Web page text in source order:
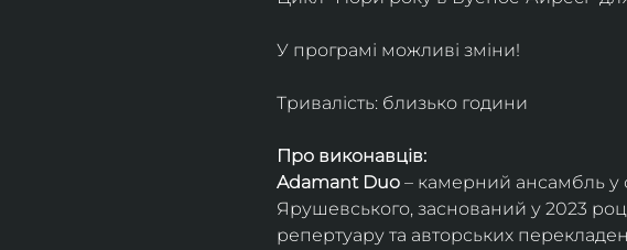
У програмі можливі зміни!
Тривалість: близько години
Про виконавців:
Adamant Duo – камерний ансамбль у
Ярушевського, заснований у 2023
репертуару та авторських